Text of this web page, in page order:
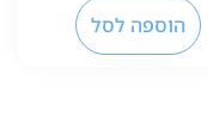
הוספה לסל